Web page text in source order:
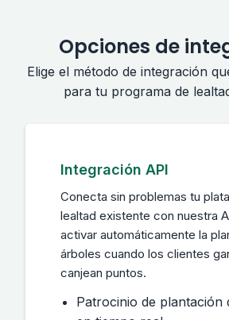
Opciones de
Elige el método de integración
para tu programa de
Integración API
Conecta sin problemas tu
lealtad existente con nuestra
activar automáticamente la
árboles cuando los clientes
canjean puntos.
Patrocinio de plantación